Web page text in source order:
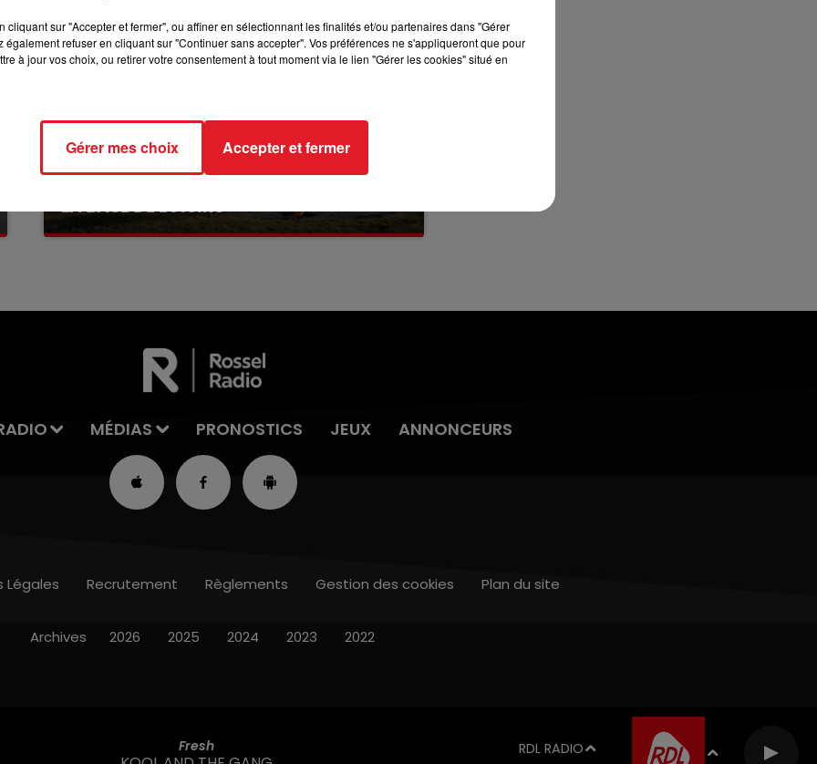
LA BASE DE LOISIRS
La victime a coulé à pic
MÉDIAS PRONOSTICS JEUX ANNONCEURS
Fresh RDL RADIO
Légales Recrutement Règlements Gestion des cookies Plan du site
Archives 2026 2025 2024 2023 2022
cliquant sur "Accepter et fermer", ou affiner en sélectionnant les finalités et/ou partenaires dans "Gérer
également refuser en cliquant sur "Continuer sans accepter". Vos préférences ne s'appliqueront que pour
à jour vos choix, ou retirer votre consentement à tout moment via le lien "Gérer les cookies" situé en
Gérer mes choix Accepter et fermer